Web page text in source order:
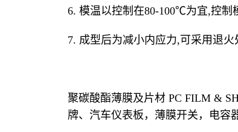
6. 模温以控制在80-100℃为宜,控制
7. 成型后为减小内应力,可采用退
聚碳酸酯薄膜及片材 PC FILM &
牌、汽车仪表板，薄膜开关，电容